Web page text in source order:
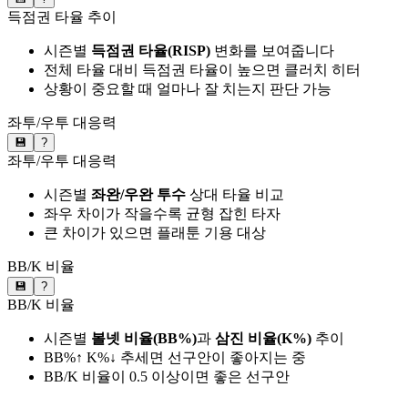
득점권 타율 추이
시즌별 득점권 타율(RISP) 변화를 보여줍니다
전체 타율 대비 득점권 타율이 높으면 클러치 히터
상황이 중요할 때 얼마나 잘 치는지 판단 가능
좌투/우투 대응력
💾 ?
좌투/우투 대응력
시즌별 좌완/우완 투수 상대 타율 비교
좌우 차이가 작을수록 균형 잡힌 타자
큰 차이가 있으면 플래툰 기용 대상
BB/K 비율
💾 ?
BB/K 비율
시즌별 볼넷 비율(BB%)과 삼진 비율(K%) 추이
BB%↑ K%↓ 추세면 선구안이 좋아지는 중
BB/K 비율이 0.5 이상이면 좋은 선구안